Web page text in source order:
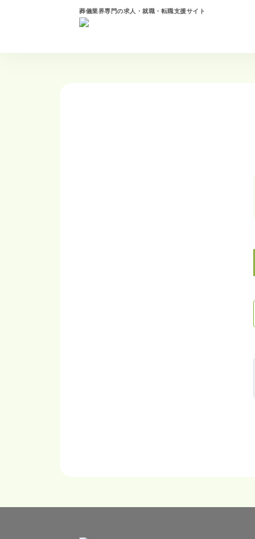
葬儀業界専門の求人・就職・転職支援サイト